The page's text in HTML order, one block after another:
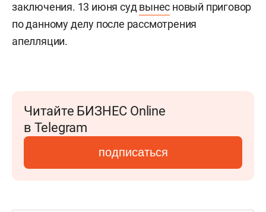
заключения. 13 июня суд вынес новый приговор
по данному делу после рассмотрения
апелляции.
Читайте БИЗНЕС Online
в Telegram
подписаться